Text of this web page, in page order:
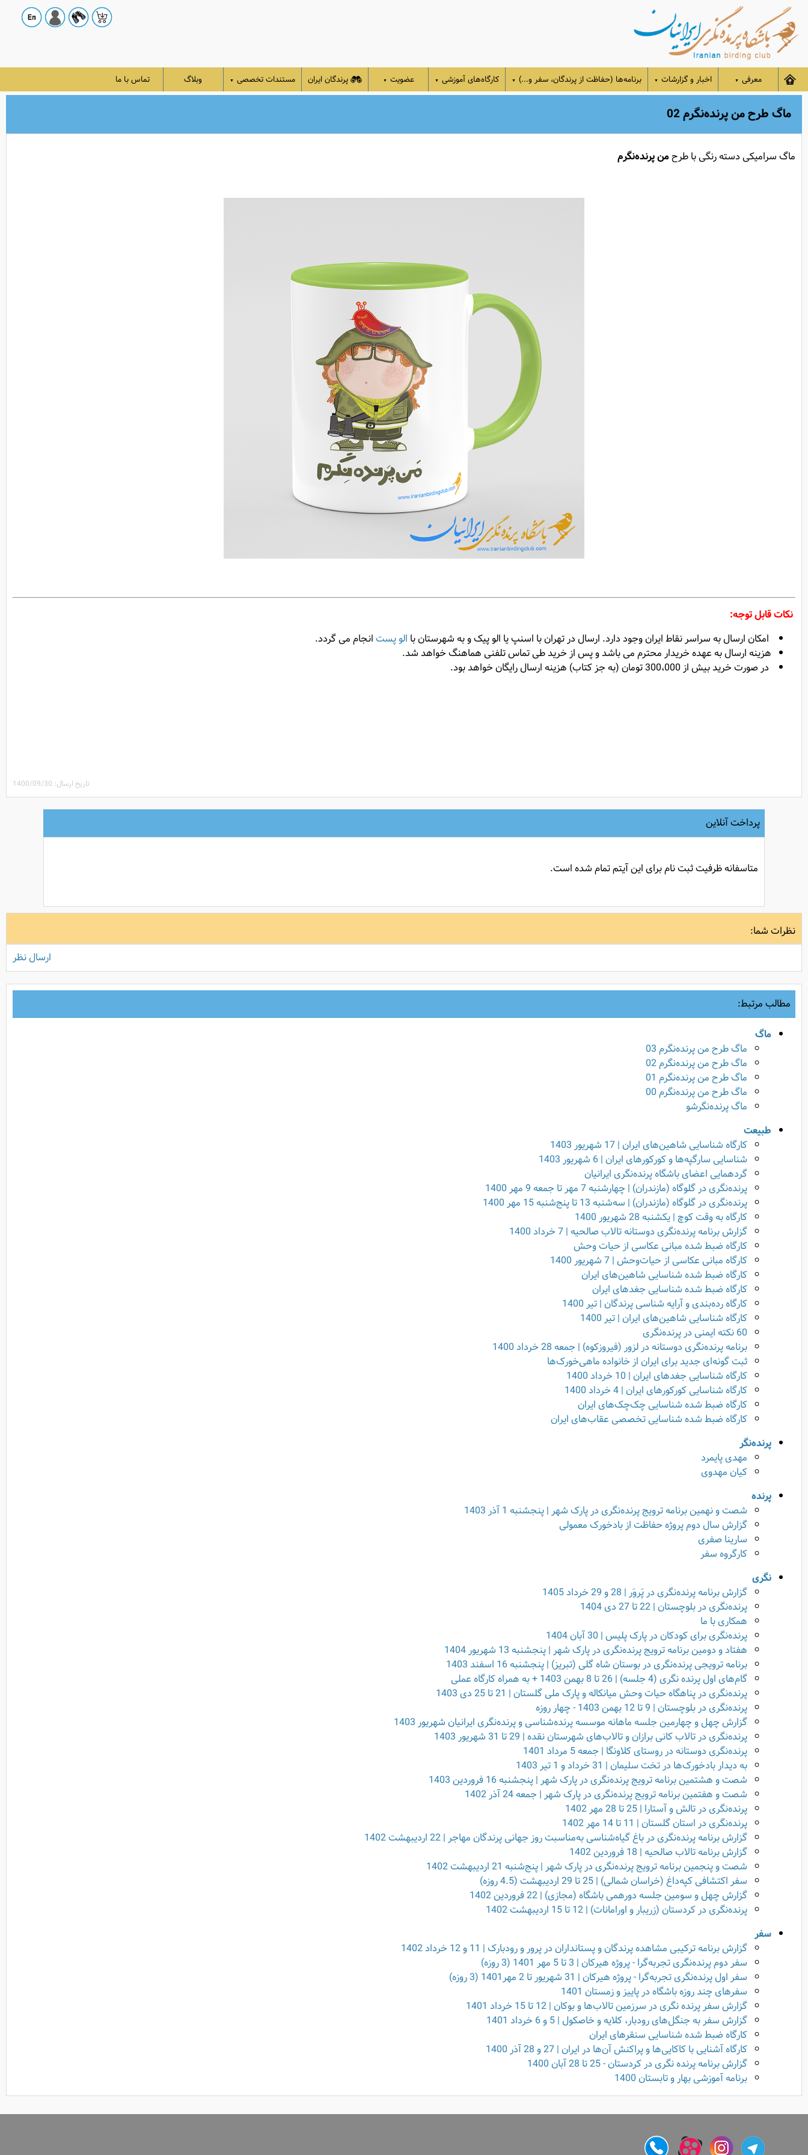
معرفی ▼ اخبار و گزارشات ▼ برنامه‌ها (حفاظت از پرندگان، سفر و...) ▼ کارگاه‌های آموزشی ▼ عضویت ▼ پرندگان ایران مستندات تخصصی ▼ وبلاگ تماس با ما
ماگ طرح من پرنده‌نگرم 02
ماگ سرامیکی دسته رنگی با طرحمنپرنده‌نگرم
نکات قابل توجه:
امکان ارسال به سراسر نقاط ایران وجود دارد. ارسال در تهران با اسنپ یا الو پیک و به شهرستان با الو پستانجام می گردد.
هزینه ارسال به عهده خریدار محترم می باشد و پس از خرید طی تماس تلفنی هماهنگ خواهد شد.
در صورت خرید بیش از 300،000 تومان (به جز کتاب) هزینه ارسال رایگان خواهد بود.
تاریخ ارسال: 1400/09/30
پرداخت آنلاین
متاسفانه ظرفیت ثبت نام برای این آیتم تمام شده است.
نظرات شما:
ارسال نظر
مطالب مرتبط:
ماگ
ماگ طرح من پرنده‌نگرم 03
ماگ طرح من پرنده‌نگرم 02
ماگ طرح من پرنده‌نگرم 01
ماگ طرح من پرنده‌نگرم 00
ماگ پرنده‌نگرشو
طبیعت
کارگاه شناسایی شاهین‌های ایران | 17 شهریور 1403
شناسایی سارگپه‌ها و کورکورهای ایران | 6 شهریور 1403
گردهمایی اعضای باشگاه پرنده‌نگری ایرانیان
پرنده‌نگری در گلوگاه (مازندران) | چهارشنبه 7 مهر تا جمعه 9 مهر 1400
پرنده‌نگری در گلوگاه (مازندران) | سه‌شنبه 13 تا پنج‌شنبه 15 مهر 1400
کارگاه به وقت کوچ | یکشنبه 28 شهریور 1400
گزارش برنامه پرنده‌نگری دوستانه تالاب صالحیه | 7 خرداد 1400
کارگاه ضبط شده‌ مبانی عکاسی از حیات وحش
کارگاه مبانی عکاسی از حیات‌وحش | 7 شهریور 1400
کارگاه ضبط شده‌ شناسایی شاهین‌های ایران
کارگاه ضبط شده‌ شناسایی جغدهای ایران
کارگاه رده‌بندی و آرایه شناسی پرندگان | تیر 1400
کارگاه شناسایی شاهین‌های ایران | تیر 1400
60 نکته ایمنی در پرنده‌نگری
برنامه پرنده‌نگری دوستانه در لزور (فیروزکوه) | جمعه 28 خرداد 1400
ثبت گونه‌ای جدید برای ایران از خانواده ماهی‌خورک‌ها
کارگاه شناسایی جغدهای ایران | 10 خرداد 1400
کارگاه شناسایی کورکورهای ایران | 4 خرداد 1400
کارگاه ضبط شده شناسایی چک‌چک‌های ایران
کارگاه ضبط شده شناسایی تخصصی عقاب‌های ایران
پرنده‌نگر
مهدی پایمرد
کیان مهدوی
پرنده‌
شصت و نهمین برنامه ترویج پرنده‌نگری در پارک شهر | پنجشنبه 1 آذر 1403
گزارش سال دوم پروژه حفاظت از بادخورک معمولی
سارینا صفری
کارگروه سفر
نگری
گزارش برنامه پرنده‌نگری در پَروَر | 28 و 29 خرداد 1405
پرنده‌نگری در بلوچستان | 22 تا 27 دی 1404
همکاری با ما
پرنده‌نگری برای کودکان در پارک پلیس | 30 آبان 1404
هفتاد و دومین برنامه ترویج پرنده‌نگری در پارک شهر | پنجشنبه 13 شهریور 1404
برنامه ترویجی پرنده‌نگری در بوستان شاه گلی (تبریز) | پنجشنبه 16 اسفند 1403
گام‌های اول پرنده نگری (4 جلسه) | 26 تا 8 بهمن 1403 + به همراه کارگاه عملی
پرنده‌نگری در پناهگاه حیات وحش میانکاله و پارک ملی گلستان | 21 تا 25 دی 1403
پرنده‌نگری در بلوچستان | 9 تا 12 بهمن 1403 - چهار روزه
گزارش چهل و چهارمین جلسه ماهانه موسسه پرنده‌شناسی و پرنده‌نگری ایرانیان شهریور 1403
پرنده‌نگری در تالاب کانی برازان و تالاب‌های شهرستان نقده | 29 تا 31 شهریور 1403
پرنده‌نگری دوستانه در روستای کلاونگا | جمعه 5 مرداد 1401
به دیدار بادخورک‌ها در تخت سلیمان | 31 خرداد و 1 تیر 1403
شصت و هشتمین برنامه ترویج پرنده‌نگری در پارک شهر | پنجشنبه 16 فروردین 1403
شصت و هفتمین برنامه ترویج پرنده‌نگری در پارک شهر | جمعه 24 آذر 1402
پرنده‌نگری در تالش و آستارا | 25 تا 28 مهر 1402
پرنده‌نگری در استان گلستان | 11 تا 14 مهر 1402
گزارش برنامه پرنده‌نگری در باغ گیاه‌شناسی به‌مناسبت روز جهانی پرندگان مهاجر | 22 اردیبهشت 1402
گزارش برنامه تالاب صالحیه | 18 فروردین 1402
شصت و پنجمین برنامه ترویج پرنده‌نگری در پارک شهر | پنج‌شنبه 21 اردیبهشت 1402
سفر اکتشافی کپه‌داغ (خراسان شمالی) | 25 تا 29 اردیبهشت (4.5 روزه)
گزارش چهل و سومین جلسه دورهمی باشگاه (مجازی) | 22 فروردین 1402
پرنده‌نگری در کردستان (زریبار و اورامانات) | 12 تا 15 اردیبهشت 1402
سفر
گزارش برنامه ترکیبی مشاهده پرندگان و پستانداران در پرور و رودبارک | 11 و 12 خرداد 1402
سفر دوم پرنده‌نگری تجربه‌گرا - پروژه هیرکان | 3 تا 5 مهر 1401 (3 روزه)
سفر اول پرنده‌نگری تجربه‌گرا - پروژه هیرکان | 31 شهریور تا 2 مهر1401 (3 روزه)
سفرهای چند روزه باشگاه در پاییز و زمستان 1401
گزارش سفر پرنده نگری در سرزمین تالاب‌ها و بوکان | 12 تا 15 خرداد 1401
گزارش سفر به جنگل‌های رودبار، کلایه و خاصکول | 5 و 6 خرداد 1401
کارگاه ضبط شده شناسایی سنقرهای ایران
کارگاه آشنایی با کاکایی‌ها و پراکنش آن‌ها در ایران | 27 و 28 آذر 1400
گزارش برنامه پرنده نگری در کردستان - 25 تا 28 آبان 1400
برنامه آموزشی بهار و تابستان 1400